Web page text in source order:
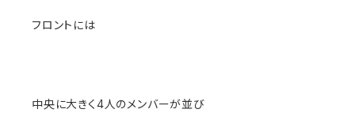
フロントには
中央に大きく4人のメンバーが並び